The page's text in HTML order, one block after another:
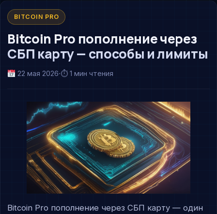
BITCOIN PRO
Bitcoin Pro пополнение через
СБП карту — способы и лимиты
22 мая 2026·⏱ 1 мин чтения
Bitcoin Pro пополнение через СБП карту — один